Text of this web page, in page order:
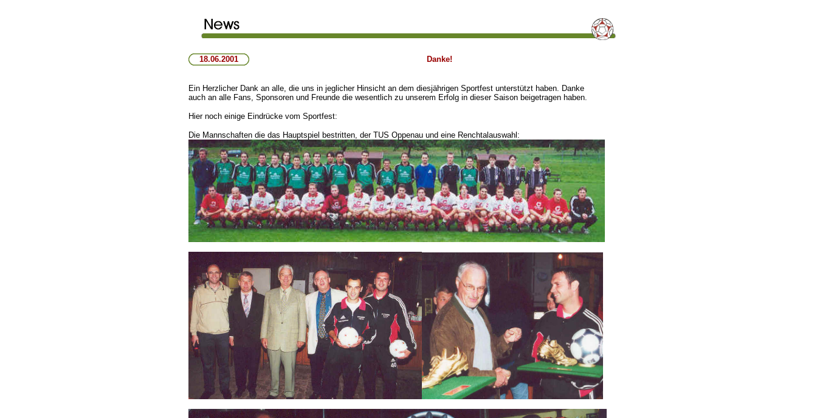
18.06.2001 Danke!
Ein Herzlicher Dank an alle, die uns in jeglicher Hinsicht an dem diesjährigen Sportfest unterstützt haben. Danke
auch an alle Fans, Sponsoren und Freunde die wesentlich zu unserem Erfolg in dieser Saison beigetragen haben.
Hier noch einige Eindrücke vom Sportfest:
Die Mannschaften die das Hauptspiel bestritten, der TUS Oppenau und eine Renchtalauswahl: